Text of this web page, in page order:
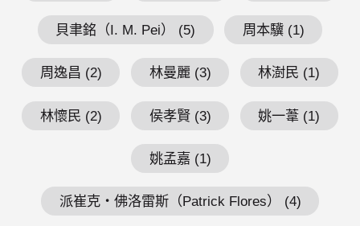
貝聿銘（I. M. Pei） (5) 周本驥 (1)
周逸昌 (2) 林曼麗 (3) 林澍民 (1)
林懷民 (2) 侯孝賢 (3) 姚一葦 (1)
姚孟嘉 (1)
派崔克・佛洛雷斯（Patrick Flores） (4)